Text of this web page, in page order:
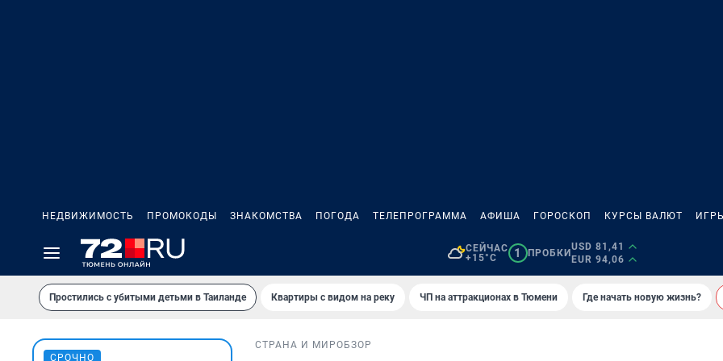
НЕДВИЖИМОСТЬ ПРОМОКОДЫ ЗНАКОМСТВА ПОГОДА ТЕЛЕПРОГРАММА АФИША ГОРОСКОП КУРСЫ ВАЛЮТ ИГРЫ
СЕЙЧАС
+15°C
1 ПРОБКИ
USD 81,41
EUR 94,06
Простились с убитыми детьми в Таиланде Квартиры с видом на реку ЧП на аттракционах в Тюмени Где начать новую жизнь?
СРОЧНО
СТРАНА И МИРОБЗОР